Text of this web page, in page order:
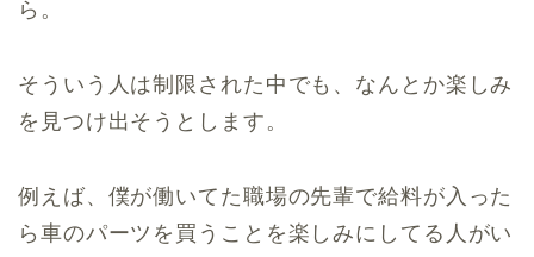
ら。
そういう人は制限された中でも、なんとか楽しみ
を見つけ出そうとします。
例えば、僕が働いてた職場の先輩で給料が入った
ら車のパーツを買うことを楽しみにしてる人がい